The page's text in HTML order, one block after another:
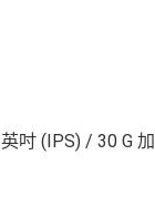
吋 (IPS) / 30 G 加